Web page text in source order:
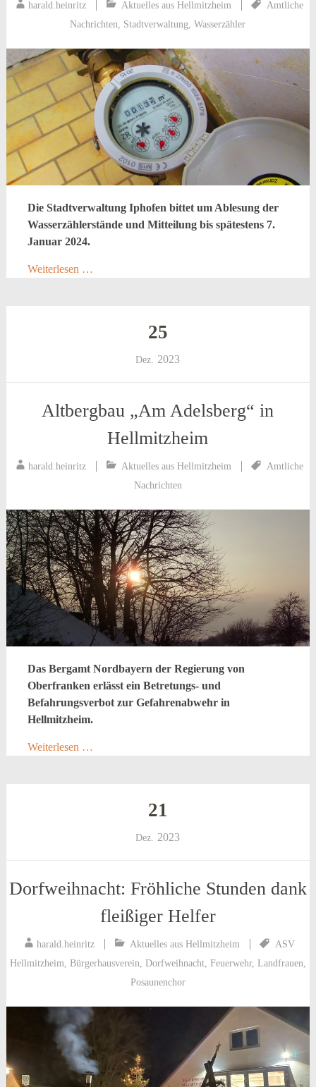
harald.heinritz Aktuelles aus Hellmitzheim
Amtliche
Nachrichten
Stadtverwaltung ,Wasserzähler
Die Stadtverwaltung Iphofen bittet um Ablesung der
Wasserzählerstände und Mitteilung bis spätestens 7.
Januar 2024.
Weiterlesen …
25
Dez. 2023
Altbergbau „Am Adelsberg“ in
Hellmitzheim
harald.heinritz Aktuelles aus Hellmitzheim
Amtliche
Nachrichten
Das Bergamt Nordbayern der Regierung von
Oberfranken erlässt ein Betretungs- und
Befahrungsverbot zur Gefahrenabwehr in
Hellmitzheim.
Weiterlesen …
21
Dez. 2023
Dorfweihnacht: Fröhliche Stunden dank
fleißiger Helfer
harald.heinritz Aktuelles aus Hellmitzheim
ASV
Hellmitzheim, Bürgerhausverein, Dorfweihnacht, Feuerwehr, Landfrauen,
Posaunenchor